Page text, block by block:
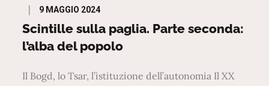
Posted
on
9 MAGGIO 2024
Scintille sulla paglia. Parte seconda:
l’alba del popolo
Il Bogd, lo Tsar, l’istituzione dell’autonomia Il XX